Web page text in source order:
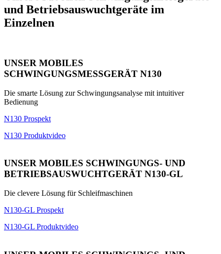
und Betriebsauswuchtgeräte im
Einzelnen
UNSER MOBILES
SCHWINGUNGSMESSGERÄT N130
Die smarte Lösung zur Schwingungsanalyse mit intuitiver
Bedienung
N130 Prospekt
N130 Produktvideo
UNSER MOBILES SCHWINGUNGS- UND
BETRIEBSAUSWUCHTGERÄT N130-GL
Die clevere Lösung für Schleifmaschinen
N130-GL Prospekt
N130-GL Produktvideo